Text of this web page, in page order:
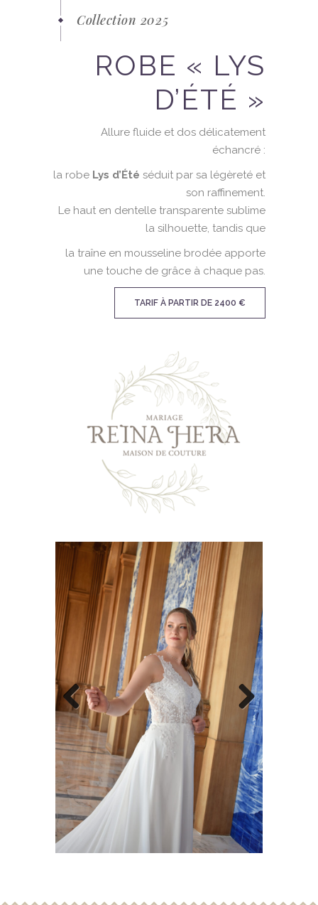
Collection 2025
ROBE « LYS
D’ÉTÉ »
Allure fluide et dos délicatement
échancré :
la robe Lys d’Été séduit par sa légèreté et
son raffinement.
Le haut en dentelle transparente sublime
la silhouette, tandis que
la traîne en mousseline brodée apporte
une touche de grâce à chaque pas.
TARIF À PARTIR DE 2400 €
Previous Next